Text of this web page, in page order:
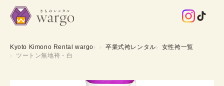
Kyoto Kimono Rental wargo 卒業式袴レンタル
女性袴一覧
ツートン無地袴・白